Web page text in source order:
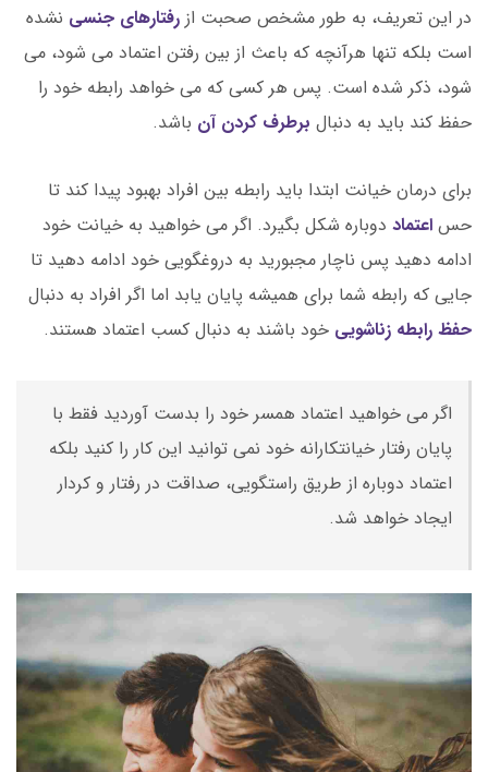
در این تعریف، به طور مشخص صحبت از رفتارهای جنسی نشده
است بلکه تنها هرآنچه که باعث از بین رفتن اعتماد می شود، می
شود، ذکر شده است. پس هر کسی که می خواهد رابطه خود را
حفظ کند باید به دنبال برطرف کردن آن باشد.
برای درمان خیانت ابتدا باید رابطه بین افراد بهبود پیدا کند تا
حس اعتماد دوباره شکل بگیرد. اگر می خواهید به خیانت خود
ادامه دهید پس ناچار مجبورید به دروغگویی خود ادامه دهید تا
جایی که رابطه شما برای همیشه پایان یابد اما اگر افراد به دنبال
حفظ رابطه زناشویی خود باشند به دنبال کسب اعتماد هستند.
اگر می خواهید اعتماد همسر خود را بدست آوردید فقط با
پایان رفتار خیانتکارانه خود نمی توانید این کار را کنید بلکه
اعتماد دوباره از طریق راستگویی، صداقت در رفتار و کردار
ایجاد خواهد شد.